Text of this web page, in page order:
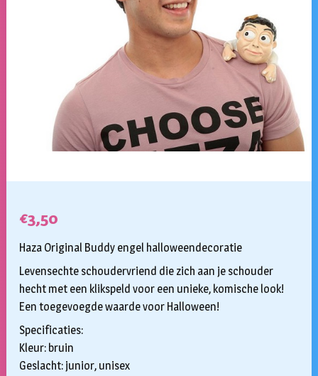
€3,50
Haza Original Buddy engel halloweendecoratie
Levensechte schoudervriend die zich aan je schouder
hecht met een klikspeld voor een unieke, komische look!
Een toegevoegde waarde voor Halloween!
Specificaties:
Kleur: bruin
Geslacht: junior, unisex